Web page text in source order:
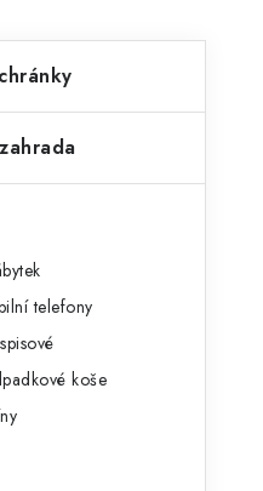
telefony
koše